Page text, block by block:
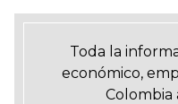
Toda la
económico,
Colombia